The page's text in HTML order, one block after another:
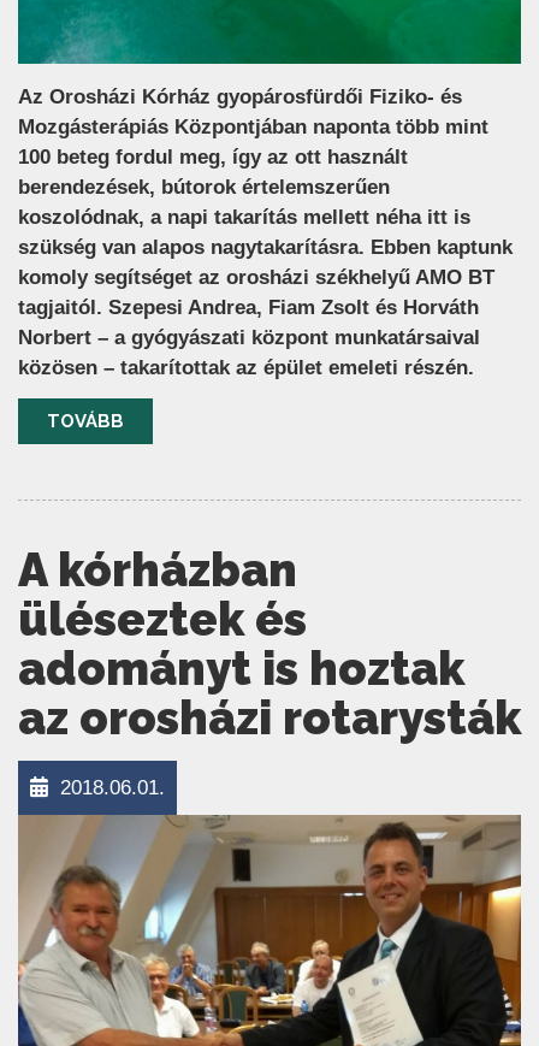
Az Orosházi Kórház gyopárosfürdői Fiziko- és
Mozgásterápiás Központjában naponta több mint
100 beteg fordul meg, így az ott használt
berendezések, bútorok értelemszerűen
koszolódnak, a napi takarítás mellett néha itt is
szükség van alapos nagytakarításra. Ebben kaptunk
komoly segítséget az orosházi székhelyű AMO BT
tagjaitól. Szepesi Andrea, Fiam Zsolt és Horváth
Norbert – a gyógyászati központ munkatársaival
közösen – takarítottak az épület emeleti részén.
TOVÁBB
A kórházban
üléseztek és
adományt is hoztak
az orosházi rotarysták
2018.06.01.